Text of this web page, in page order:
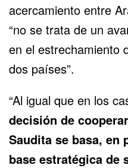
acercamiento entre
“no se trata de un
en el estrechamiento
dos países”.
“Al igual que en los
decisión de
Saudita se basa, en
base estratégica de